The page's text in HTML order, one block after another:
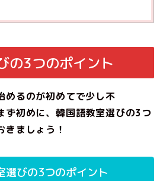
の3つのポイント
めるのが初めてで少し不
初めに、韓国語教室選びの3つ
きましょう！
選びの3つのポイント